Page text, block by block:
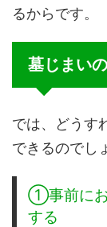
るからです。
墓じまい
では、どうす
できるのでし
①事前にお
する